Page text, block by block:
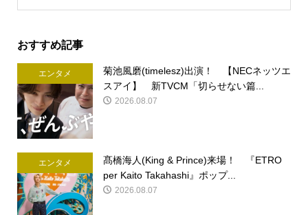
おすすめ記事
エンタメ
菊池風磨(timelesz)出演！ 【NECネッツエ
スアイ】 新TVCM「切らせない篇...
2026.08.07
エンタメ
髙橋海人(King & Prince)来場！ 『ETRO
per Kaito Takahashi』ポップ...
2026.08.07